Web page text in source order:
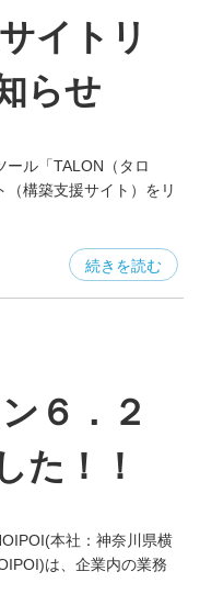
イトリ
らせ
ル「TALON（タロ
構築支援サイト）をリ
続きを読む
６．２
た！！
本社：神奈川県横
は、企業内の業務